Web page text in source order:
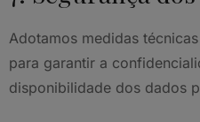
Adotamos medidas
para garantir a
disponibilidade dos dados